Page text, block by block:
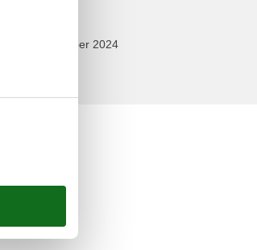
september 2024